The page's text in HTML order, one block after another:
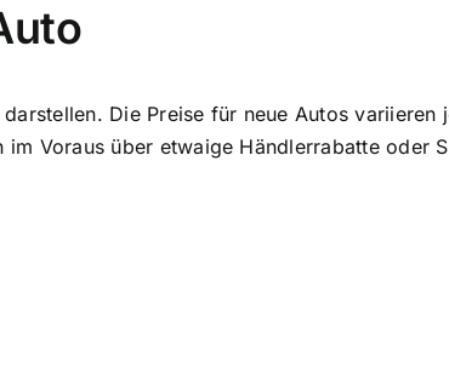
Die Preise für neue Autos
Voraus über etwaige Händlerrabatte oder